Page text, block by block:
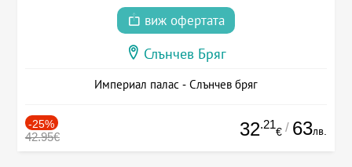
виж офертата
Слънчев Бряг
Империал палас - Слънчев бряг
-25%
42.95€ 32.21
€ / 63лв.